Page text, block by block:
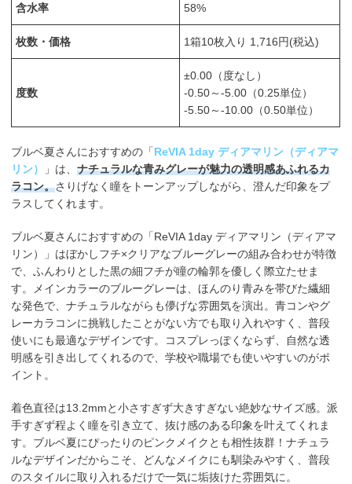
含水率 58%
枚数・価格 1箱10枚入り 1,716円(税込)
度数
±0.00（度なし）
-0.50～-5.00（0.25単位）
-5.50～-10.00（0.50単位）
ブルベ夏さんにおすすめの「ReVIA 1day ディアマリン（ディアマ
リン）
」は、ナチュラルな青みグレーが魅力の透明感あふれるカ
ラコン。さりげなく瞳をトーンアップしながら、澄んだ印象をプ
ラスしてくれます。
ブルベ夏さんにおすすめの「ReVIA 1day ディアマリン（ディアマ
リン）」はぼかしフチ×クリアなブルーグレーの組み合わせが特徴
で、ふんわりとした黒の細フチが瞳の輪郭を優しく際立たせま
す。メインカラーのブルーグレーは、ほんのり青みを帯びた繊細
な発色で、ナチュラルながらも儚げな雰囲気を演出。青コンやグ
レーカラコンに挑戦したことがない方でも取り入れやすく、普段
使いにも最適なデザインです。コスプレっぽくならず、自然な透
明感を引き出してくれるので、学校や職場でも使いやすいのがポ
イント。
着色直径は13.2mmと小さすぎず大きすぎない絶妙なサイズ感。派
手すぎず程よく瞳を引き立て、抜け感のある印象を叶えてくれま
す。ブルベ夏にぴったりのピンクメイクとも相性抜群！ナチュラ
ルなデザインだからこそ、どんなメイクにも馴染みやすく、普段
のスタイルに取り入れるだけで一気に垢抜けた雰囲気に。